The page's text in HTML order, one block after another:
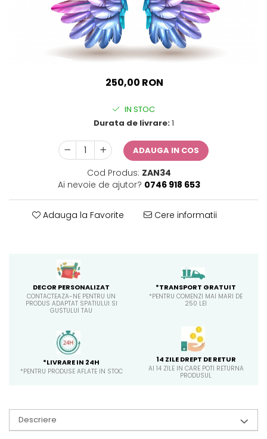
Sticker Harta Lumii
Stickere Cu Model Repetitiv
Stickere Perete Pentru Camera
Stickere pentru Podea
Stickere Semnalistica
250,00 RON
IN STOC
Durata de livrare:1
ADAUGA IN COS
Cod Produs: ZAN34
Ai nevoie de ajutor? 0746 918 653
Adauga la Favorite Cere informatii
DECOR PERSONALIZAT
CONTACTEAZA-NE PENTRU UN
PRODUS ADAPTAT SPATIULUI SI
GUSTULUI TAU
*TRANSPORT GRATUIT
*PENTRU COMENZI MAI MARI DE
250 LEI
*LIVRARE IN 24H
*PENTRU PRODUSE AFLATE IN STOC
14 ZILE DREPT DE RETUR
AI 14 ZILE IN CARE POTI RETURNA
PRODUSUL
Descriere